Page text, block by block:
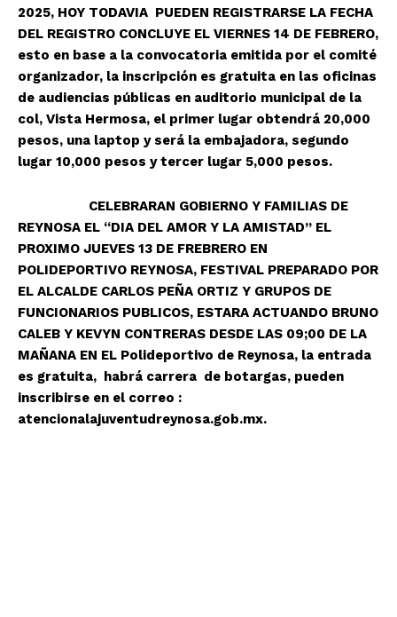
2025, HOY TODAVIA PUEDEN REGISTRARSE LA FECHA
DEL REGISTRO CONCLUYE EL VIERNES 14 DE FEBRERO,
esto en base a la convocatoria emitida por el comité
organizador, la inscripción es gratuita en las oficinas
de audiencias públicas en auditorio municipal de la
col, Vista Hermosa, el primer lugar obtendrá 20,000
pesos, una laptop y será la embajadora, segundo
lugar 10,000 pesos y tercer lugar 5,000 pesos.
CELEBRARAN GOBIERNO Y FAMILIAS DE
REYNOSA EL “DIA DEL AMOR Y LA AMISTAD” EL
PROXIMO JUEVES 13 DE FREBRERO EN
POLIDEPORTIVO REYNOSA, FESTIVAL PREPARADO POR
EL ALCALDE CARLOS PEÑA ORTIZ Y GRUPOS DE
FUNCIONARIOS PUBLICOS, ESTARA ACTUANDO BRUNO
CALEB Y KEVYN CONTRERAS DESDE LAS 09;00 DE LA
MAÑANA EN EL Polideportivo de Reynosa, la entrada
es gratuita, habrá carrera de botargas, pueden
inscribirse en el correo :
atencionalajuventudreynosa.gob.mx.